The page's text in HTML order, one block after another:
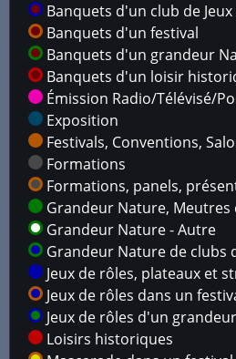
Banquets d'un club de
Banquets d'un festival
Banquets d'un grandeur
Banquets d'un loisir
Émission Radio/Télévisé/
Exposition
Festivals, Conventions,
Formations
Formations, panels,
Grandeur Nature, Meutres
Grandeur Nature - Autre
Grandeur Nature de clubs
Jeux de rôles, plateaux et
Jeux de rôles dans un
Jeux de rôles d'un
Loisirs historiques